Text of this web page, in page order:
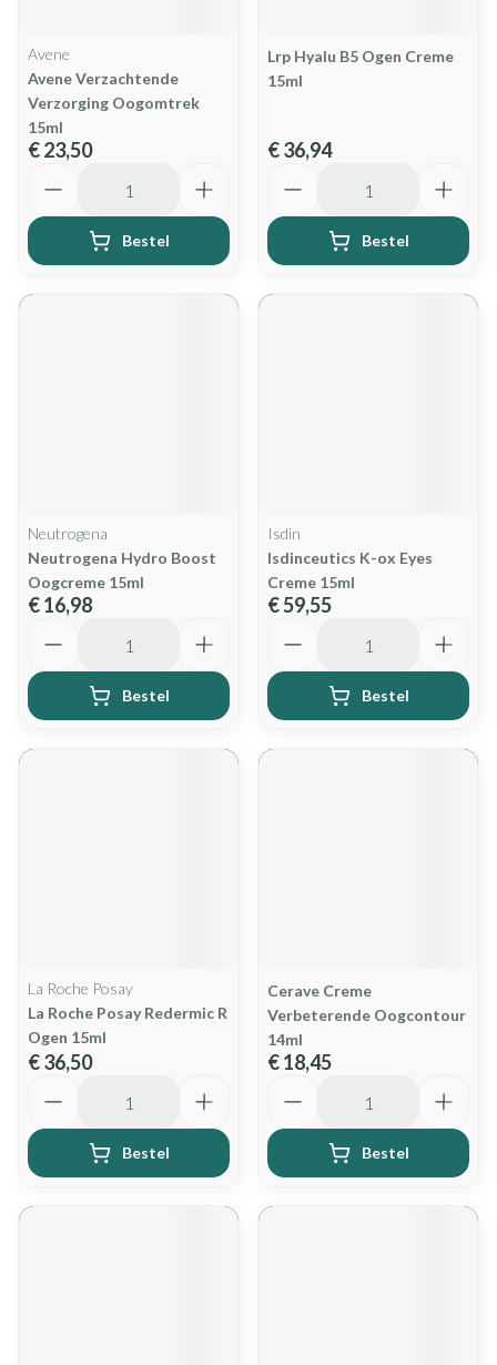
Avene
Avene Verzachtende
Verzorging Oogomtrek
15ml
€ 23,50
Bestel
Lrp Hyalu B5 Ogen Creme
15ml
€ 36,94
Bestel
Neutrogena
Neutrogena Hydro Boost
Oogcreme 15ml
€ 16,98
Bestel
Isdin
Isdinceutics K-ox Eyes
Creme 15ml
€ 59,55
Bestel
La Roche Posay
La Roche Posay Redermic R
Ogen 15ml
€ 36,50
Bestel
Cerave Creme
Verbeterende Oogcontour
14ml
€ 18,45
Bestel